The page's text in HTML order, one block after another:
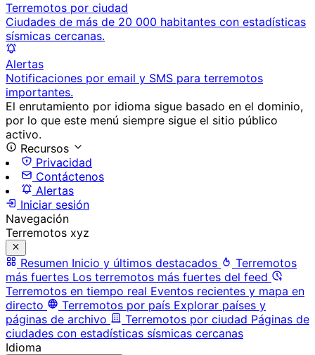
Terremotos por ciudad
Ciudades de más de 20 000 habitantes con estadísticas
sísmicas cercanas.
Alertas
Notificaciones por email y SMS para terremotos
importantes.
El enrutamiento por idioma sigue basado en el dominio,
por lo que este menú siempre sigue el sitio público
activo.
Recursos
Privacidad
Contáctenos
Alertas
Iniciar sesión
Navegación
Terremotos xyz
Resumen Inicio y últimos destacados
Terremotos
más fuertes Los terremotos más fuertes del feed
Terremotos en tiempo real Eventos recientes y mapa en
directo
Terremotos por país Explorar países y
páginas de archivo
Terremotos por ciudad Páginas de
ciudades con estadísticas sísmicas cercanas
Idioma